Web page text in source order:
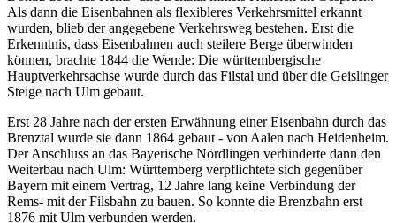
Als dann die Eisenbahnen als flexibleres Verkehrsmittel erkannt
wurden, blieb der angegebene Verkehrsweg bestehen. Erst die
Erkenntnis, dass Eisenbahnen auch steilere Berge überwinden
können, brachte 1844 die Wende: Die württembergische
Hauptverkehrsachse wurde durch das Filstal und über die Geislinger
Steige nach Ulm gebaut.
Erst 28 Jahre nach der ersten Erwähnung einer Eisenbahn durch das
Brenztal wurde sie dann 1864 gebaut - von Aalen nach Heidenheim.
Der Anschluss an das Bayerische Nördlingen verhinderte dann den
Weiterbau nach Ulm: Württemberg verpflichtete sich gegenüber
Bayern mit einem Vertrag, 12 Jahre lang keine Verbindung der
Rems- mit der Filsbahn zu bauen. So konnte die Brenzbahn erst
1876 mit Ulm verbunden werden.